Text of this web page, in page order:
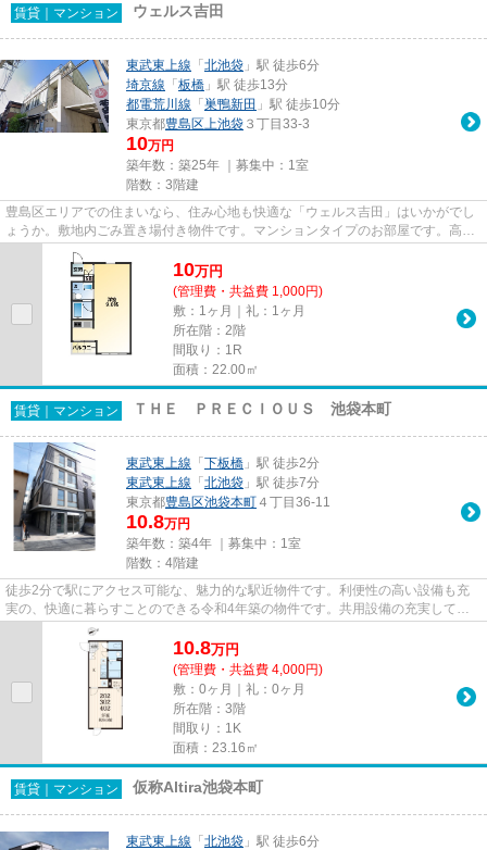
賃貸｜マンション ウェルス吉田
東武東上線 「 北池袋 」駅 徒歩6分
埼京線 「 板橋 」駅 徒歩13分
都電荒川線 「 巣鴨新田 」駅 徒歩10分
東京都豊島区上池袋 ３丁目33-3
10万円
築年数：築25年 ｜募集中： 1室
階数：3階建
豊島区エリアでの住まいなら、住み心地も快適な「ウェルス吉田」はいかがでし
ょうか。敷地内ごみ置き場付き物件です。マンションタイプのお部屋です。高い
ニーズのある、駅徒歩6分の物...
10万円
(管理費・共益費 1,000円)
敷：1ヶ月｜礼：1ヶ月
所在階：2階
間取り：1R
面積：22.00㎡
賃貸｜マンション ＴＨＥ ＰＲＥＣＩＯＵＳ 池袋本町
東武東上線 「 下板橋 」駅 徒歩2分
東武東上線 「 北池袋 」駅 徒歩7分
東京都豊島区池袋本町 ４丁目36-11
10.8万円
築年数：築4年 ｜募集中： 1室
階数：4階建
徒歩2分で駅にアクセス可能な、魅力的な駅近物件です。利便性の高い設備も充
実の、快適に暮らすことのできる令和4年築の物件です。共用設備の充実してい
る、楽しく生活できるマンショ...
10.8万円
(管理費・共益費 4,000円)
敷：0ヶ月｜礼：0ヶ月
所在階：3階
間取り：1K
面積：23.16㎡
賃貸｜マンション 仮称Altira池袋本町
東武東上線 「 北池袋 」駅 徒歩6分